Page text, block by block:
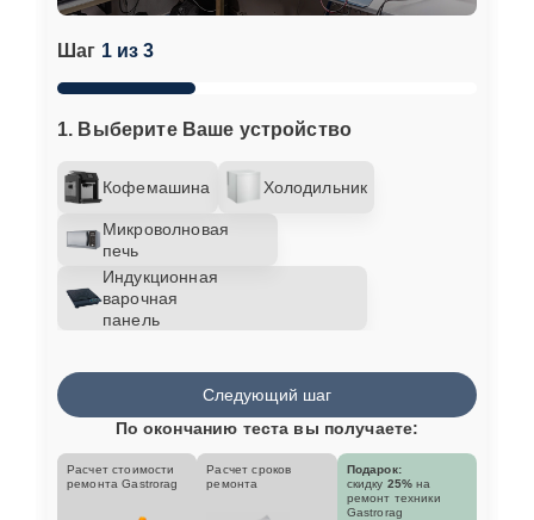
Шаг 1 из 3
1. Выберите Ваше устройство
Кофемашина Холодильник
Микроволновая
печь
Индукционная
варочная
панель
Следующий шаг
По окончанию теста вы получаете:
Расчет стоимости
ремонта Gastrorag
Расчет сроков
ремонта
Подарок:
скидку 25% на
ремонт техники
Gastrorag